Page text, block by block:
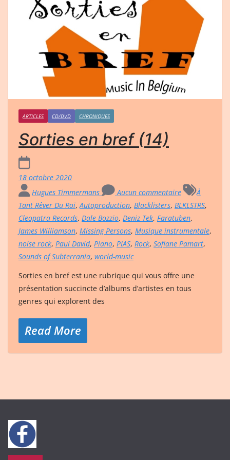
ARTICLES CD/DVD CHRONIQUES
Sorties en bref (14)
18 octobre 2020
Hugues Timmermans
Aucun commentaire
À
Tant Rêver Du Roi, Autoproduction, Blacklisters, BLKLSTRS,
Cleopatra Records, Dale Bozzio, Deniz Tek, Faratuben,
James Williamson, Missing Persons, Musique instrumentale,
noise rock, Paul David, Piano, PIAS, Rock, Sofiane Pamart,
Sounds of Subterrania, world-music
Sorties en bref est une rubrique qui vous offre une
présentation succincte d’albums d’artistes en tous
genres qui explorent des
Read More